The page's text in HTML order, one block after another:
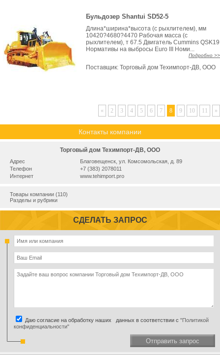
Бульдозер Shantui SD52-5
Длина*ширина*высота (с рыхлителем), мм
10420?4680?4470 Рабочая масса (с
рыхлителем), т 67.5 Двигатель Cummins QSK19
Нормативы на выбросы Euro III Номи...
Подробно >>
Поставщик: Торговый дом Техимпорт-ДВ, ООО
« 2 3 4 5 6 7 8 9 10 11 »
Контакты компании
Торговый дом Техимпорт-ДВ, ООО
Адрес
Благовещенск, ул. Комсомольская, д. 89
Телефон
+7 (383) 2078011
Интернет
www.tehimport.pro
Товары компании (110)
Разделы и рубрики
СДЕЛАТЬ ЗАПРОС
Даю согласие на обработку наших данных в соответствии с "Политикой
конфиденциальности"
Отправить запрос